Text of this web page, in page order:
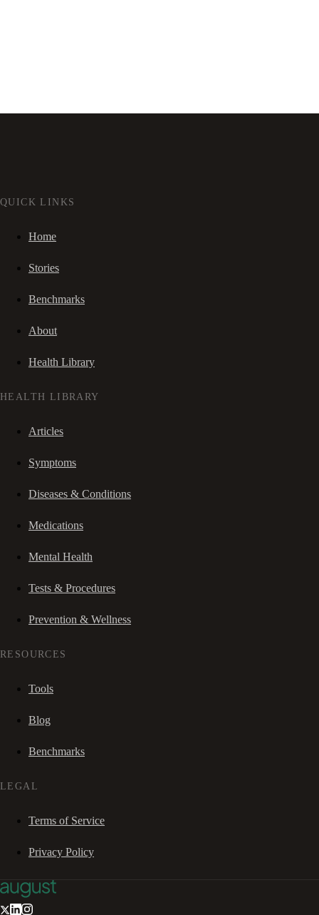
QUICK LINKS
Home
Stories
Benchmarks
About
Health Library
HEALTH LIBRARY
Articles
Symptoms
Diseases & Conditions
Medications
Mental Health
Tests & Procedures
Prevention & Wellness
RESOURCES
Tools
Blog
Benchmarks
LEGAL
Terms of Service
Privacy Policy